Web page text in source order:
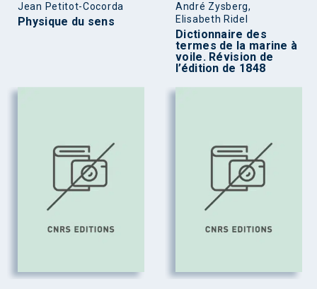
Jean Petitot-Cocorda
Physique du sens
André Zysberg,
Elisabeth Ridel
Dictionnaire des
termes de la marine à
voile. Révision de
l’édition de 1848